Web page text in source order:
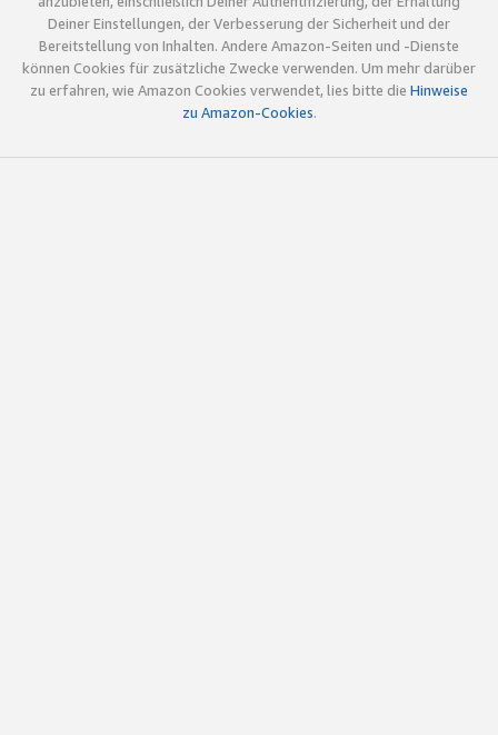
Deiner Einstellungen, der Verbesserung der Sicherheit und der
Bereitstellung von Inhalten. Andere Amazon-Seiten und -Dienste
können Cookies für zusätzliche Zwecke verwenden. Um mehr darüber
zu erfahren, wie Amazon Cookies verwendet, lies bitte die Hinweise
zu Amazon-Cookies.